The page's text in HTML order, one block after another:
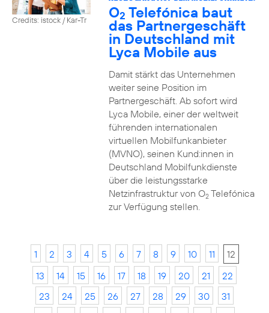
Credits: istock / Kar-Tr O2 Telefónica baut
das Partnergeschäft
in Deutschland mit
Lyca Mobile aus
Damit stärkt das Unternehmen
weiter seine Position im
Partnergeschäft. Ab sofort wird
Lyca Mobile, einer der weltweit
führenden internationalen
virtuellen Mobilfunkanbieter
(MVNO), seinen Kund:innen in
Deutschland Mobilfunkdienste
über die leistungsstarke
Netzinfrastruktur von O2Telefónica
zur Verfügung stellen.
1 2 3 4 5 6 7 8 9 10 11
12
13
14 15 16 17 18 19 20 21
22
23
24 25 26 27 28 29 30
31